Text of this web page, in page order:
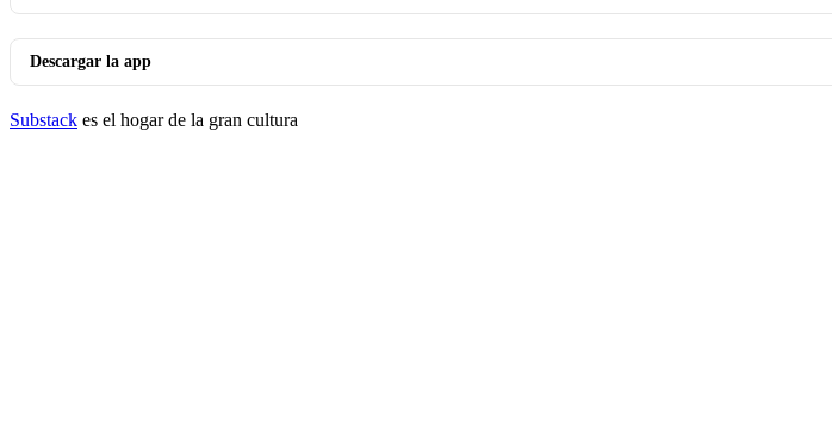
Descargar la app
Substack es el hogar de la gran cultura